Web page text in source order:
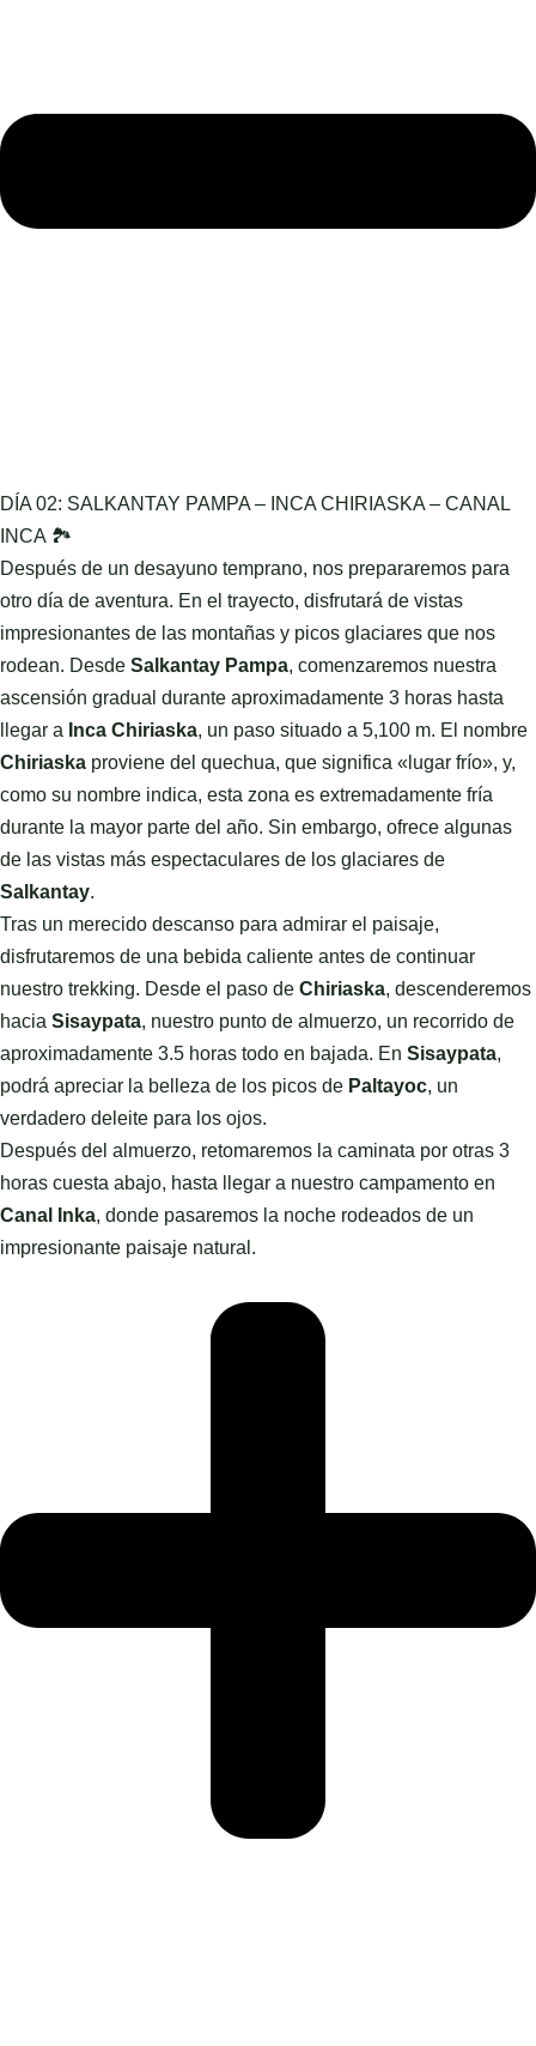
DÍA 02: SALKANTAY PAMPA – INCA CHIRIASKA – CANAL
INCA 🏞️
Después de un desayuno temprano, nos prepararemos para
otro día de aventura. En el trayecto, disfrutará de vistas
impresionantes de las montañas y picos glaciares que nos
rodean. Desde Salkantay Pampa, comenzaremos nuestra
ascensión gradual durante aproximadamente 3 horas hasta
llegar a Inca Chiriaska, un paso situado a 5,100 m. El nombre
Chiriaska proviene del quechua, que significa «lugar frío», y,
como su nombre indica, esta zona es extremadamente fría
durante la mayor parte del año. Sin embargo, ofrece algunas
de las vistas más espectaculares de los glaciares de
Salkantay.
Tras un merecido descanso para admirar el paisaje,
disfrutaremos de una bebida caliente antes de continuar
nuestro trekking. Desde el paso de Chiriaska, descenderemos
hacia Sisaypata, nuestro punto de almuerzo, un recorrido de
aproximadamente 3.5 horas todo en bajada. En Sisaypata,
podrá apreciar la belleza de los picos de Paltayoc, un
verdadero deleite para los ojos.
Después del almuerzo, retomaremos la caminata por otras 3
horas cuesta abajo, hasta llegar a nuestro campamento en
Canal Inka, donde pasaremos la noche rodeados de un
impresionante paisaje natural.